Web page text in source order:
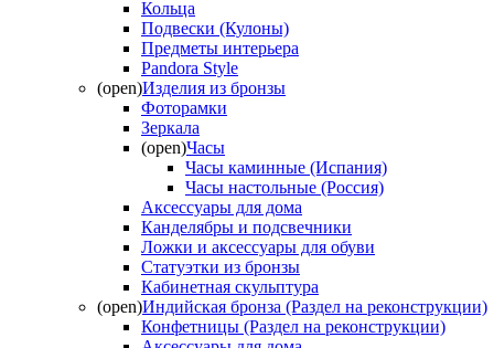
Кольца
Подвески (Кулоны)
Предметы интерьера
Pandora Style
(open)Изделия из бронзы
Фоторамки
Зеркала
(open)Часы
Часы каминные (Испания)
Часы настольные (Россия)
Аксессуары для дома
Канделябры и подсвечники
Ложки и аксессуары для обуви
Статуэтки из бронзы
Кабинетная скульптура
(open)Индийская бронза (Раздел на реконструкции)
Конфетницы (Раздел на реконструкции)